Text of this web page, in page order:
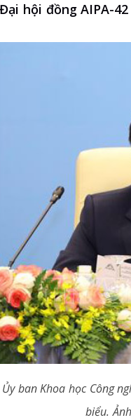
hội đồng AIPA-
ban Khoa học Công
biểu.